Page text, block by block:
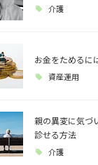
介護
お金をためるに
資産運用
親の異変に気
診せる方法
介護